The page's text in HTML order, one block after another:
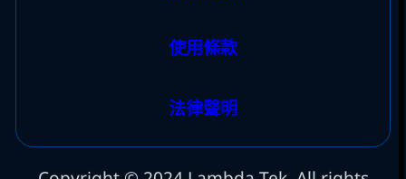
使用條款
法律聲明